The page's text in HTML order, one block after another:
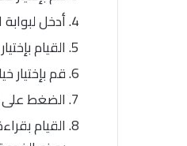
أدخل
القيام
قم بإختيار
الضغط على
القيام